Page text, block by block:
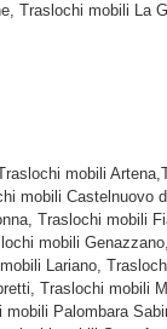
Traslochi mobili La
mobili
mobili Castelnuovo
Traslochi mobili
mobili
Lariano,
Traslochi mobili
Palombara